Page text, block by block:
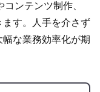
ンテンツ制作、
す。人手を介さず
な業務効率化が期